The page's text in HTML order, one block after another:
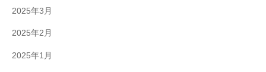
2025年3月
2025年2月
2025年1月